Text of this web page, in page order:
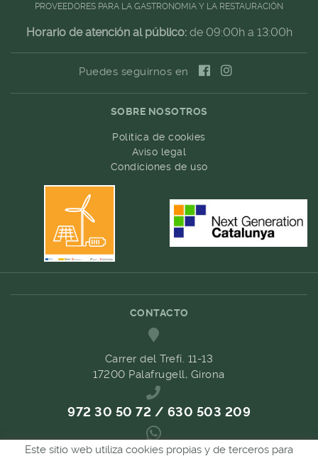
PROVEEDORES PARA LA GASTRONOMIA Y LA RESTAURACIÓN
Horario de atención al público:de 09:00h a 13:00h
Puedes seguirnos en
SOBRE NOSOTROS
Política de cookies
Aviso legal
Condiciones de uso
CONTACTO
Carrer del Trefí. 11-13
17200 Palafrugell, Girona
972 30 50 72 / 630 503 209
689 657 489
Este sitio web utiliza cookies propias y de terceros para